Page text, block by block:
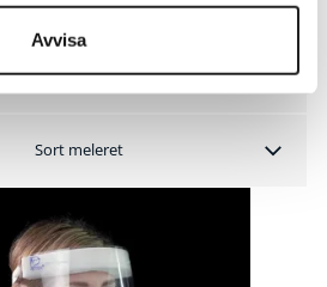
Avvisa
Blå
Sort meleret